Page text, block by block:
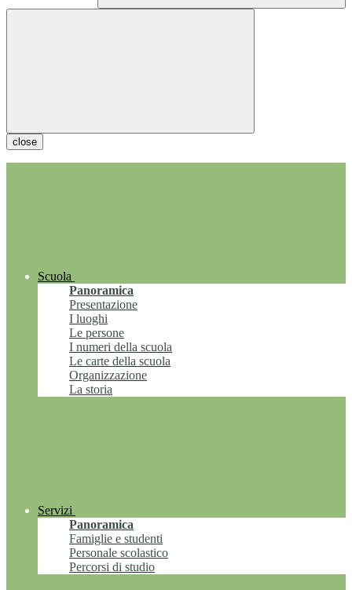
close
Scuola
Panoramica
Presentazione
I luoghi
Le persone
I numeri della scuola
Le carte della scuola
Organizzazione
La storia
Servizi
Panoramica
Famiglie e studenti
Personale scolastico
Percorsi di studio